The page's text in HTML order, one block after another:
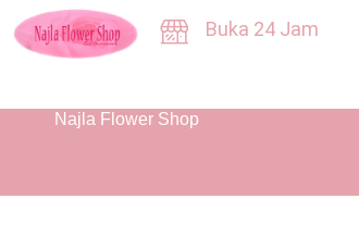
Skip
Buka 24 Jam
Najla Flower Shop